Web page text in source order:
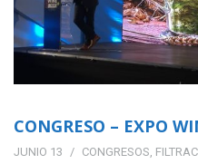
CONGRESO – EXPO
JUNIO 13 CONGRESOS